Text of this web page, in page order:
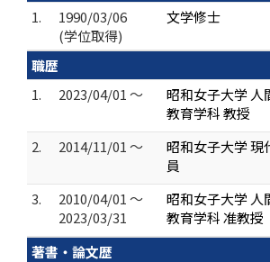
1.
1990/03/06
(学位取得)
文学修士
職歴
1.
2023/04/01 ～
昭和女子大学 人
教育学科 教授
2.
2014/11/01 ～
昭和女子大学 現
員
3.
2010/04/01 ～
2023/03/31
昭和女子大学 人
教育学科 准教授
著書・論文歴